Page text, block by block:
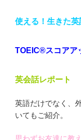
使える！生きた英
TOEIC®スコアア
英会話レポート
英語だけでなく、
いてもご紹介。